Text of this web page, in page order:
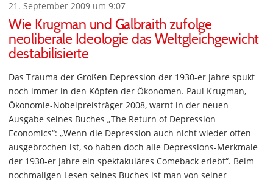
21. September 2009 um 9:07
Wie Krugman und Galbraith zufolge
neoliberale Ideologie das Weltgleichgewicht
destabilisierte
Das Trauma der Großen Depression der 1930-er Jahre spukt
noch immer in den Köpfen der Ökonomen. Paul Krugman,
Ökonomie-Nobelpreisträger 2008, warnt in der neuen
Ausgabe seines Buches „The Return of Depression
Economics“: „Wenn die Depression auch nicht wieder offen
ausgebrochen ist, so haben doch alle Depressions-Merkmale
der 1930-er Jahre ein spektakuläres Comeback erlebt“. Beim
nochmaligen Lesen seines Buches ist man von seiner